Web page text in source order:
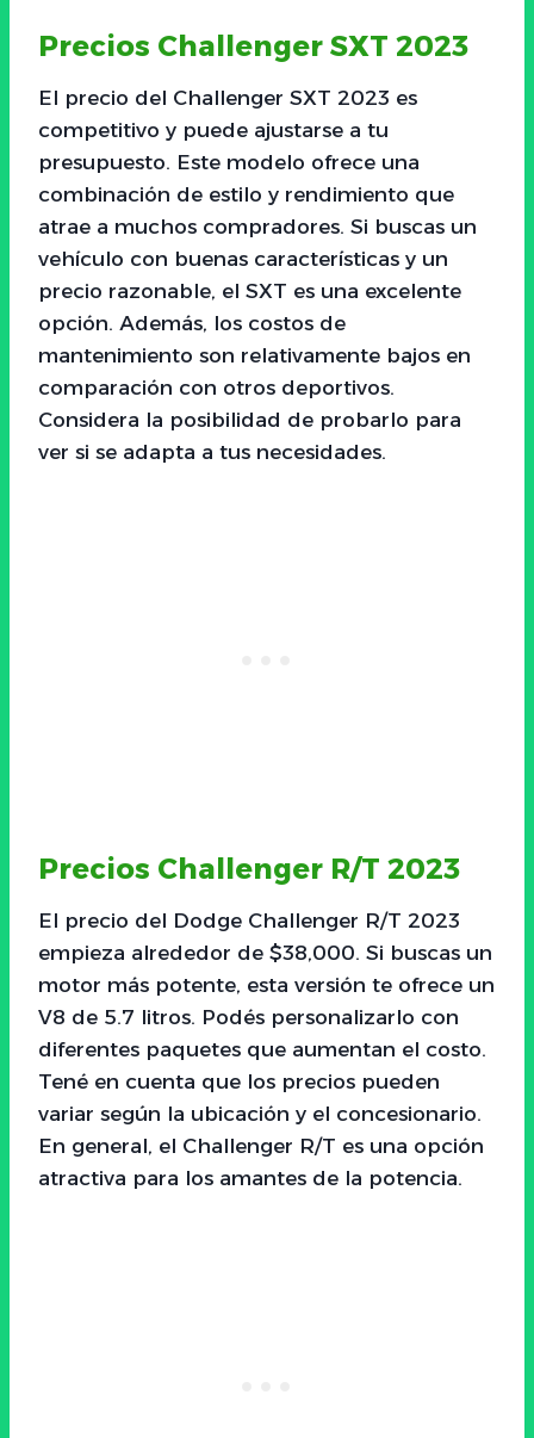
Precios Challenger SXT 2023
El precio del Challenger SXT 2023 es
competitivo y puede ajustarse a tu
presupuesto. Este modelo ofrece una
combinación de estilo y rendimiento que
atrae a muchos compradores. Si buscas un
vehículo con buenas características y un
precio razonable, el SXT es una excelente
opción. Además, los costos de
mantenimiento son relativamente bajos en
comparación con otros deportivos.
Considera la posibilidad de probarlo para
ver si se adapta a tus necesidades.
Precios Challenger R/T 2023
El precio del Dodge Challenger R/T 2023
empieza alrededor de $38,000. Si buscas un
motor más potente, esta versión te ofrece un
V8 de 5.7 litros. Podés personalizarlo con
diferentes paquetes que aumentan el costo.
Tené en cuenta que los precios pueden
variar según la ubicación y el concesionario.
En general, el Challenger R/T es una opción
atractiva para los amantes de la potencia.